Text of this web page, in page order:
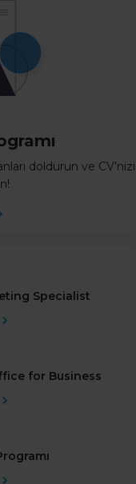
doldurun ve CV’nizi
Specialist
for Business